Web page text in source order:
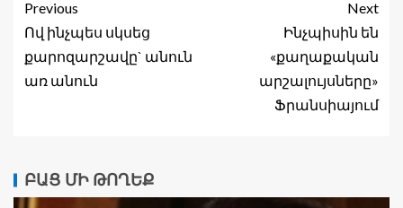
Previous
Ով ինչպես սկսեց
քարոզարշավը` անուն
առ անուն
Next
Ինչպիսին են
«քաղաքական
արշալույսները»
Ֆրանսիայում
ԲԱՑ ՄԻ ԹՈՂԵՔ